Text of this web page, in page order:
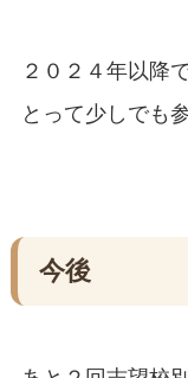
２０２４年以降
とって少しでも
今後